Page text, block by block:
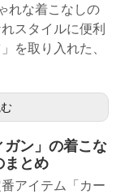
れな着こなしの
スタイルに便利
を取り入れた、
ン」の着こな
まとめ
アイテム「カー